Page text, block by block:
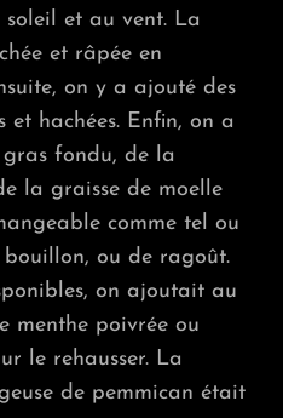
et au vent. La
et râpée en
on y a ajouté des
et hachées. Enfin, on a
fondu, de la
la graisse de moelle
comme tel ou
ou de ragoût.
on ajoutait au
menthe poivrée ou
le rehausser. La
de pemmican était